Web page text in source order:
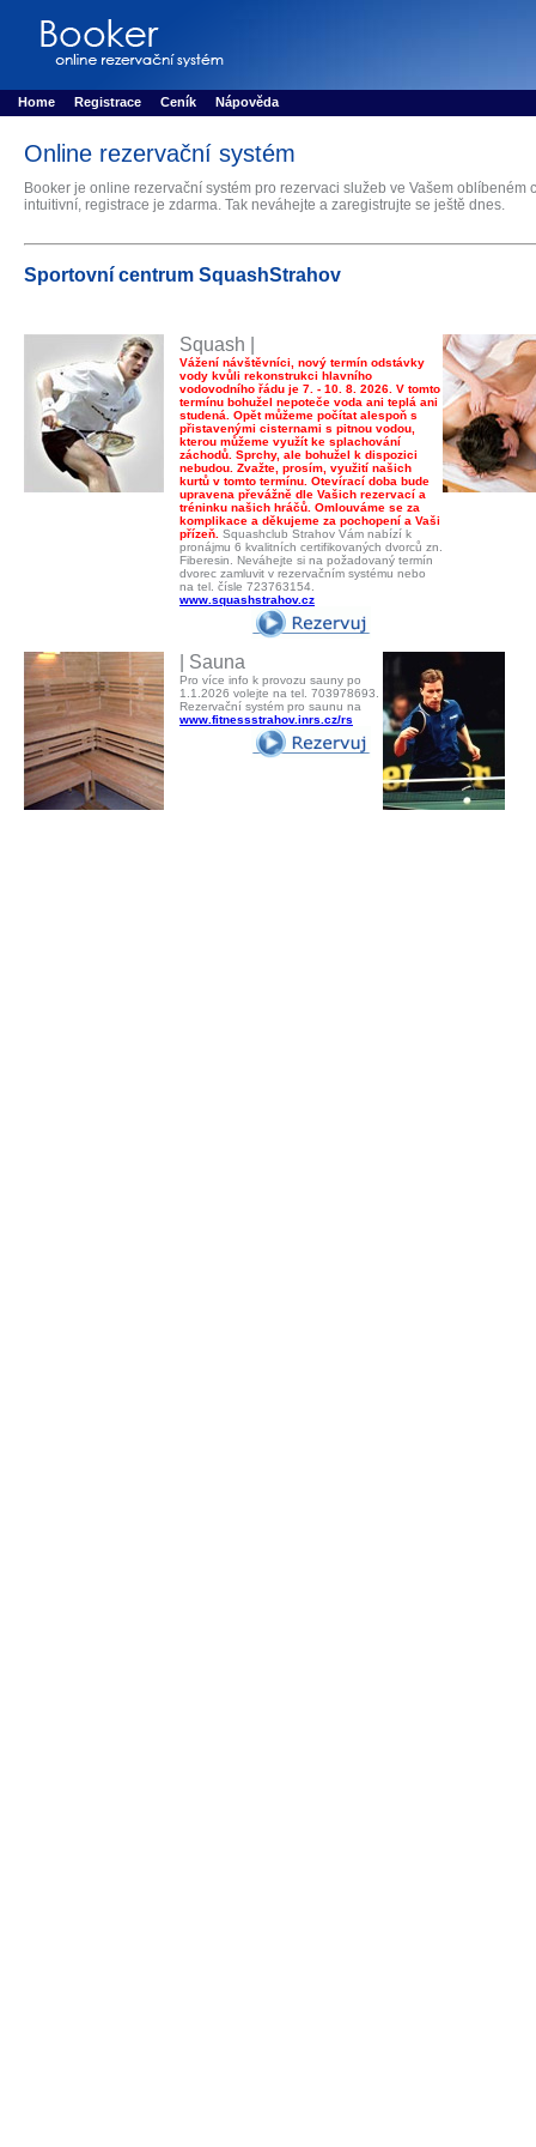
Rezervujse - Port�l pro online rezervace sportu
Home Registrace Ceník Nápověda
Online rezervační systém
Booker je online rezervační systém pro rezervaci služeb ve Vašem oblíbeném
intuitivní, registrace je zdarma. Tak neváhejte a zaregistrujte se ještě dnes.
Sportovní centrum SquashStrahov
Squash |
Vážení návštěvníci, nový termín odstávky
vody kvůli rekonstrukci hlavního
vodovodního řádu je 7. - 10. 8. 2026. V tomto
termínu bohužel nepoteče voda ani teplá ani
studená. Opět můžeme počítat alespoň s
přistavenými cisternami s pitnou vodou,
kterou můžeme využít ke splachování
záchodů. Sprchy, ale bohužel k dispozici
nebudou. Zvažte, prosím, využití našich
kurtů v tomto termínu. Otevírací doba bude
upravena převážně dle Vašich rezervací a
tréninku našich hráčů. Omlouváme se za
komplikace a děkujeme za pochopení a Vaši
přízeň. Squashclub Strahov Vám nabízí k
pronájmu 6 kvalitních certifikovaných dvorců zn.
Fiberesin. Neváhejte si na požadovaný termín
dvorec zamluvit v rezervačním systému nebo
na tel. čísle 723763154.
www.squashstrahov.cz
| Sauna
Pro více info k provozu sauny po
1.1.2026 volejte na tel. 703978693.
Rezervační systém pro saunu na
www.fitnessstrahov.inrs.cz/rs